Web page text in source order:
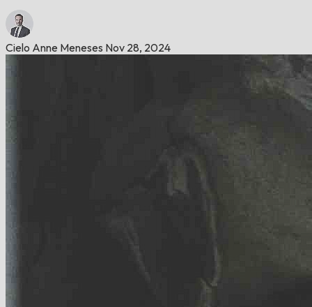
Cielo Anne Meneses Nov 28, 2024